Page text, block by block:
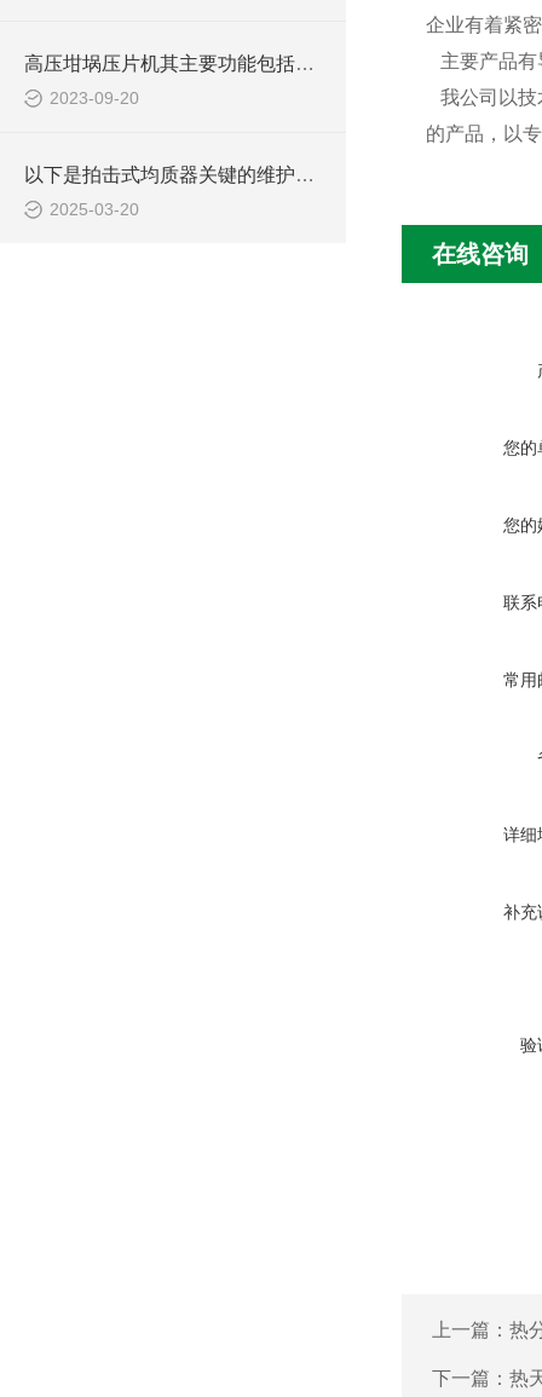
高压坩埚压片机其主要功能包括以下几个方面
2023-09-20
以下是拍击式均质器关键的维护保养要点
2025-03-20
企业有着紧
主要产品
我公司以
的产品，以
在线咨询
您的
您的
联系
常用
详细
补充
验
上一篇： 热
下一篇： 热